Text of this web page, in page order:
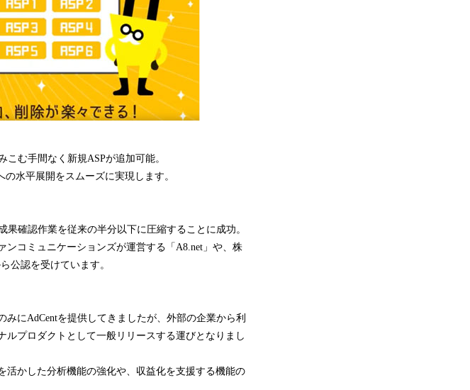
む手間なく新規ASPが追加可能。
水平展開をスムーズに実現します。
確認作業を従来の半分以下に圧縮することに成功。
コミュニケーションズが運営する「A8.net」や、株
公認を受けています。
にAdCentを提供してきましたが、外部の企業から利
プロダクトとして一般リリースする運びとなりまし
かした分析機能の強化や、収益化を支援する機能の